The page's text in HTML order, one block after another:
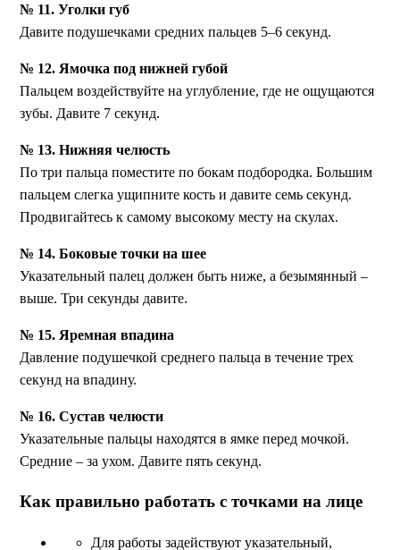
№ 11. Уголки губ
Давите подушечками средних пальцев 5–6 секунд.
№ 12. Ямочка под нижней губой
Пальцем воздействуйте на углубление, где не ощущаются
зубы. Давите 7 секунд.
№ 13. Нижняя челюсть
По три пальца поместите по бокам подбородка. Большим
пальцем слегка ущипните кость и давите семь секунд.
Продвигайтесь к самому высокому месту на скулах.
№ 14. Боковые точки на шее
Указательный палец должен быть ниже, а безымянный –
выше. Три секунды давите.
№ 15. Яремная впадина
Давление подушечкой среднего пальца в течение трех
секунд на впадину.
№ 16. Сустав челюсти
Указательные пальцы находятся в ямке перед мочкой.
Средние – за ухом. Давите пять секунд.
Как правильно работать с точками на лице
Для работы задействуют указательный,